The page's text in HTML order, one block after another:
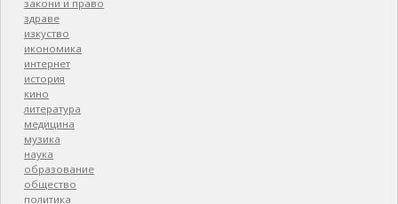
закони и право
здраве
изкуство
икономика
интернет
история
кино
литература
медицина
музика
наука
образование
общество
политика